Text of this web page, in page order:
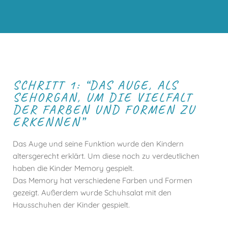
SCHRITT 1: “DAS AUGE, ALS
SEHORGAN, UM DIE VIELFALT
DER FARBEN UND FORMEN ZU
ERKENNEN”
Das Auge und seine Funktion wurde den Kindern
altersgerecht erklärt. Um diese noch zu verdeutlichen
haben die Kinder Memory gespielt.
Das Memory hat verschiedene Farben und Formen
gezeigt. Außerdem wurde Schuhsalat mit den
Hausschuhen der Kinder gespielt.